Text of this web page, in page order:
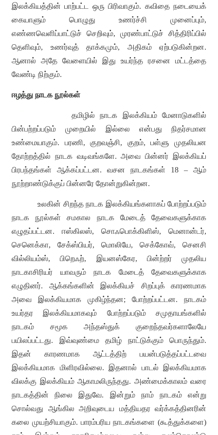
இலக்கியத்தின் பாற்பட்ட ஒரு பிரிவாகும். கவிதை நடையைக்
கையாளும் பொழுது உணர்ச்சி முனைப்பும்,
எண்ணவெளிப்பாட்டுச் செறிவும், முரண்பாட்டுச் சித்திரிப்பில்
தெளிவும், உணர்வுத் தாக்கமும், அதிகம் ஏற்படுகின்றன.
ஆனால் அதே வேளையில் இது உயர்ந்த ரசனை மட்டத்தை
வேண்டி நிற்கும்.
ஈழத்து நாடக நூல்கள்
தமிழில் நாடக இலக்கியம் மேனாடுகளில்
பின்பற்றப்படும் முறையில் இல்லை என்பது நிதர்சமான
உண்மையாகும். பரணி,குறவஞ்சி, குறம்,பள்ளு முதலியன
தோற்றத்தில் நாடக வடிவங்களே.அவை பின்னர் இலக்கியப்
பிரபந்தங்கள் ஆக்கப்பட்டன. வசன நாடகங்கள் 18 – ஆம்
நூற்றாண்டுக்குப் பின்னரே தோன்றுகின்றன.
உலகின் சிறந்த நாடக இலக்கியங்களாகப் போற்றப்படும்
நாடக நூல்கள் சமகால நாடக மேடைத் தேவைகளுக்காக
எழுதப்பட்டன. ஈஸ்கிலஸ், சொஃபொக்கிளிஸ், மெனான்டர்,
செனெக்கா, சேக்ஸ்பியர், மொலியே, செக்கோவ், செனசி
வில்லியம்ஸ்,பிறெஃற், இயனஸ்கேர, பின்ற்றர் முதலிய
நாடகாசிரியர் யாவரும் நாடக மேடைத் தேவைகளுக்காக
எழுதினர். ஆக்கங்களின் இலக்கியச் சிறப்புக் காரணமாக
அவை இலக்கியமாக முகிழ்ந்தன; போற்றப்பட்டன. நாடகம்
உயர்தர இலக்கியமாகவும் போற்றப்படும் சமுதாயங்களில்
நாடகம் சமூக அந்தஸ்துக் குறைந்தவர்களாலேயே
பயிலப்பட்டது. இவ்வுண்மை தமிழ் நாட்டுக்கும் பொருந்தும்.
இதன் காரணமாக ஆட்டத்திற் பயன்படுத்தப்பட்டவை
இலக்கியமாக மிளிரவில்லை. இதனால் பாடல் இலக்கியமாக
விலக்கு இலக்கியம் ஆகாமலிருந்தது. அண்மைக்காலம் வரை
நாடகத்தின் நிலை இதுவே. இன்றும் நாம் நாடகம் என்று
சொல்வது ஆங்கில அறிவுடைய மத்தியதர வர்க்கத்தினரின்
கலை முயற்சியாகும். பாரம்பரிய நாடகங்களை (கூத்துக்களை)